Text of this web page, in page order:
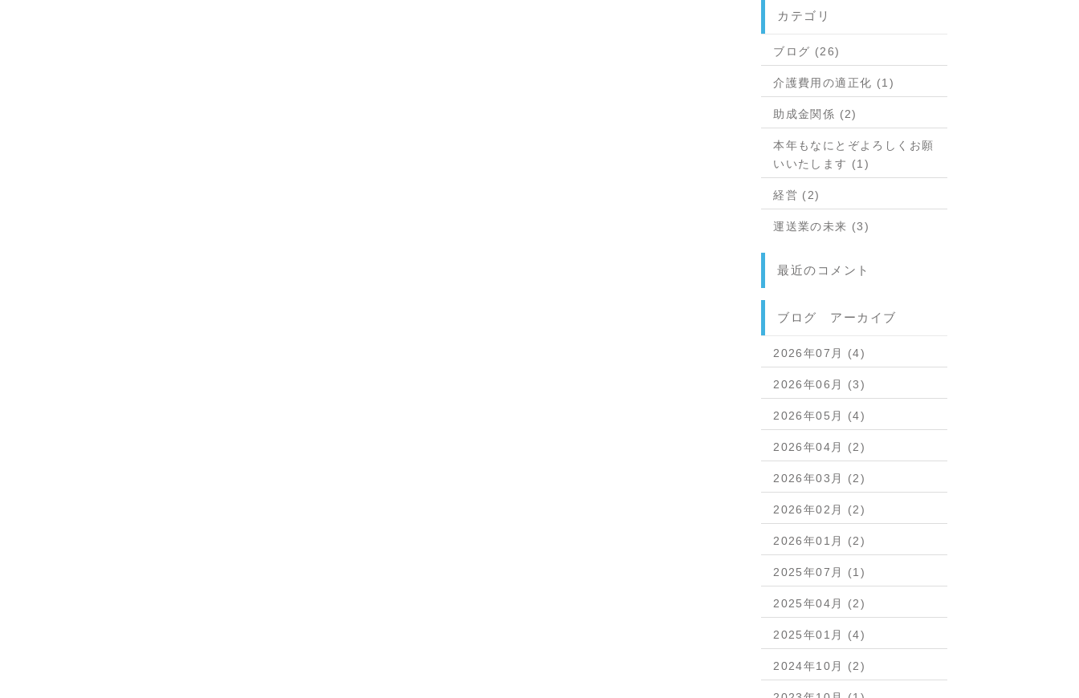
カテゴリ
ブログ (26)
介護費用の適正化 (1)
助成金関係 (2)
本年もなにとぞよろしくお願
いいたします (1)
経営 (2)
運送業の未来 (3)
最近のコメント
ブログ アーカイブ
2026年07月 (4)
2026年06月 (3)
2026年05月 (4)
2026年04月 (2)
2026年03月 (2)
2026年02月 (2)
2026年01月 (2)
2025年07月 (1)
2025年04月 (2)
2025年01月 (4)
2024年10月 (2)